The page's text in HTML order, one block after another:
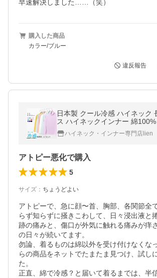
早速解決しました……（笑）
購入した商品
カラー/ブルー
違反報告
日本製 クール冷感 ハイネック 長袖 レディー
ス ハイネックインナー 綿100%
トン カットソー シア― アンダ
フ 春夏 スポーツ 接触冷感
ハイネック・インナー専門店lien
アトピー悪化で購入
5
サイズ ： ちょうどよい
アトピーで、急に顔〜首、胸部、各関節全
らず知らずに掻きこわして、日々浸出液と
跡の痛みと、傷口が外気に触れる痛みが痒
の日々が続いてます。
勿論、着るものは綿以外を受け付けなくな
らの商品をネットでたまたま見つけ、試し
た。
正直、綿で冷感？と届いて着るまでは、半